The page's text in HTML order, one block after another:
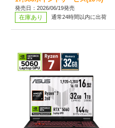
リ：16GB /SSD：512GB /2026
年6月モデル]
発売日：2026/06/19発売
在庫あり 通常24時間以内に出荷